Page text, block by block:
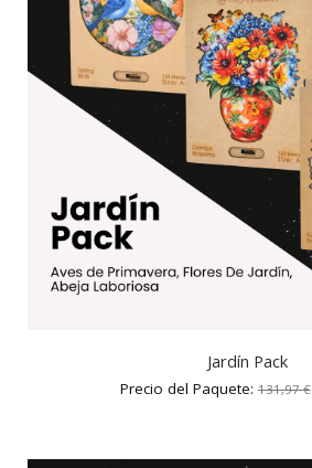
Jardín Pack
Precio del Paquete:131,97€